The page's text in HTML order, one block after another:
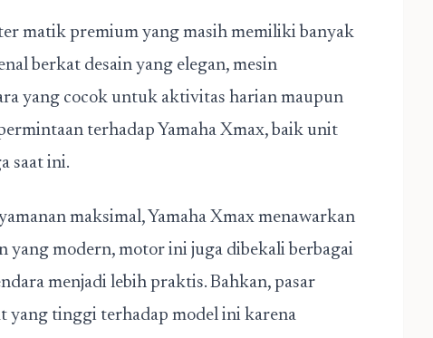
matik premium yang masih memiliki banyak
berkat desain yang elegan, mesin
yang cocok untuk aktivitas harian maupun
terhadap Yamaha Xmax, baik unit
saat ini.
maksimal, Yamaha Xmax menawarkan
yang modern, motor ini juga dibekali berbagai
menjadi lebih praktis. Bahkan, pasar
yang tinggi terhadap model ini karena